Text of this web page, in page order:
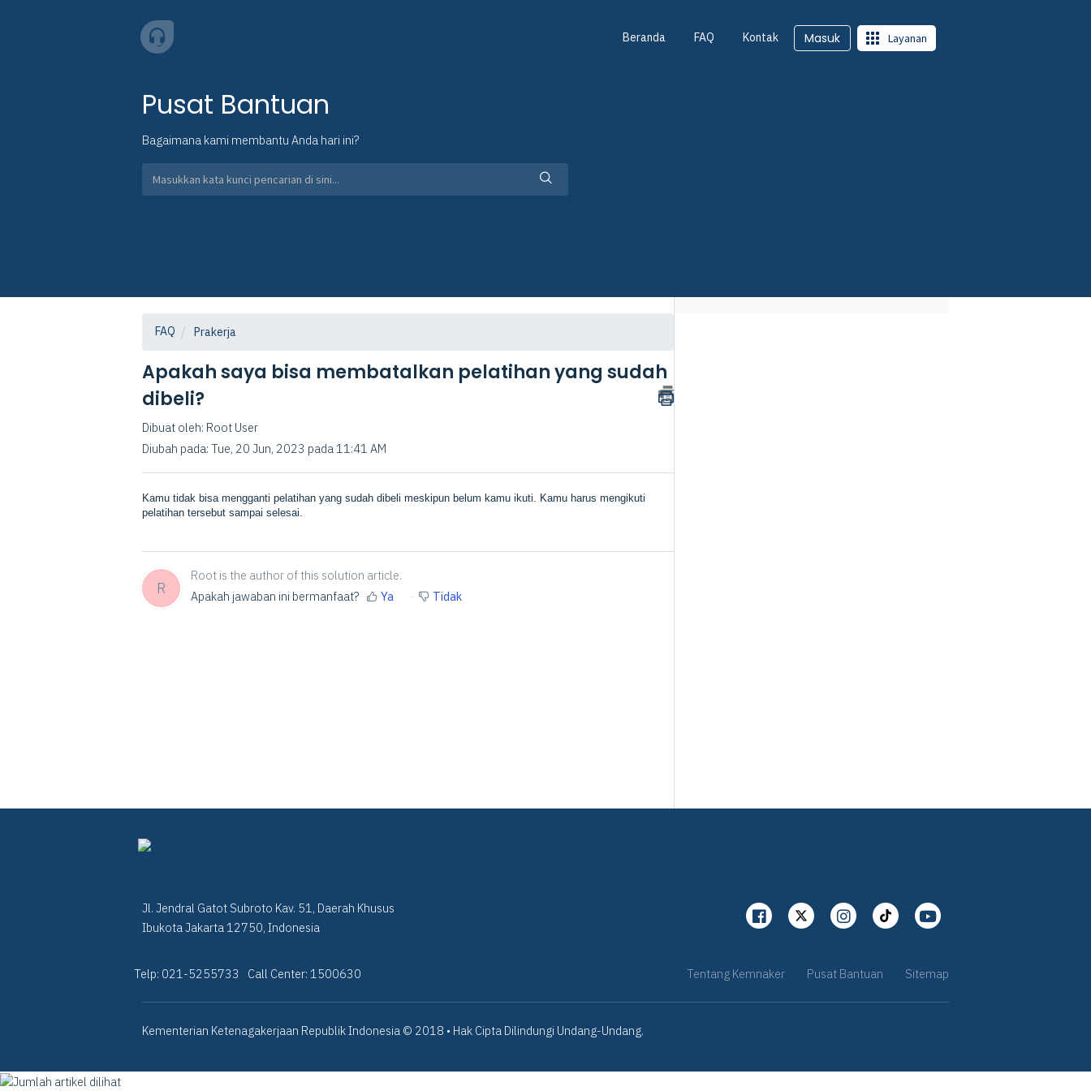
Beranda FAQ Kontak Masuk Layanan
Pusat Bantuan
Bagaimana kami membantu Anda hari ini?
FAQ Prakerja
Apakah saya bisa membatalkan pelatihan yang sudah
dibeli?
Dibuat oleh: Root User
Diubah pada: Tue, 20 Jun, 2023 pada 11:41 AM
Kamu tidak bisa mengganti pelatihan yang sudah dibeli meskipun belum kamu ikuti. Kamu harus mengikuti
pelatihan tersebut sampai selesai.
R
Root is the author of this solution article.
Apakah jawaban ini bermanfaat?
Ya Tidak
Jl. Jendral Gatot Subroto Kav. 51, Daerah Khusus
Ibukota Jakarta 12750, Indonesia
Telp: 021-5255733 Call Center: 1500630 Tentang Kemnaker Pusat Bantuan Sitemap
Kementerian Ketenagakerjaan Republik Indonesia © 2018 • Hak Cipta Dilindungi Undang-Undang.